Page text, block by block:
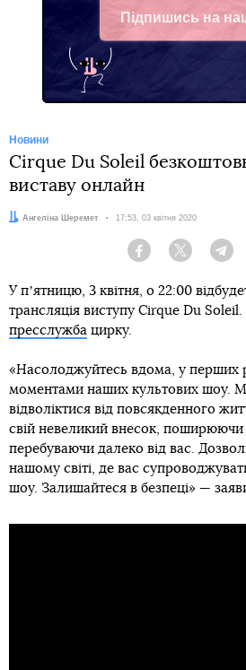
Підпишись на
Facebook
Новини
Cirque Du Soleil
виставу онлайн
Автор:
Ангеліна Шеремет Дата:
17:53, 03 квітня 2020
Facebook Twitter
У пʼятницю, 3 квітня, о 22:00
трансляція виступу Cirque Du
пресслужба цирку.
«Насолоджуйтесь вдома, у перших
моментами наших культових шоу.
відволіктися від повсякденного
свій невеликий внесок, поширюючи
перебуваючи далеко від вас.
нашому світі, де вас
шоу. Залишайтеся в безпеці» —